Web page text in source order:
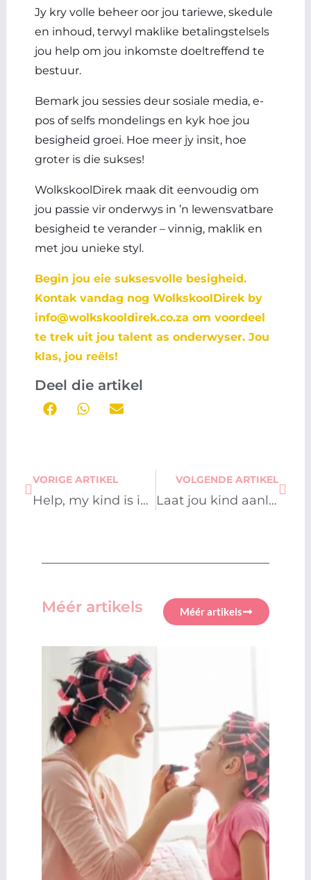
Jy kry volle beheer oor jou tariewe, skedule
en inhoud, terwyl maklike betalingstelsels
jou help om jou inkomste doeltreffend te
bestuur.
Bemark jou sessies deur sosiale media, e-
pos of selfs mondelings en kyk hoe jou
besigheid groei. Hoe meer jy insit, hoe
groter is die sukses!
WolkskoolDirek maak dit eenvoudig om
jou passie vir onderwys in ’n lewensvatbare
besigheid te verander – vinnig, maklik en
met jou unieke styl.
Begin jou eie suksesvolle besigheid.
Kontak vandag nog WolkskoolDirek by
info@wolkskooldirek.co.za om voordeel
te trek uit jou talent as onderwyser. Jou
klas, jou reëls!
Deel die artikel
Prev
VORIGE ARTIKEL
Help, my kind is in graad 8!
VOLGENDE ARTIKEL
Laat jou kind aanlyn leer en verander sy lewe
Next
Méér artikels Méér artikels